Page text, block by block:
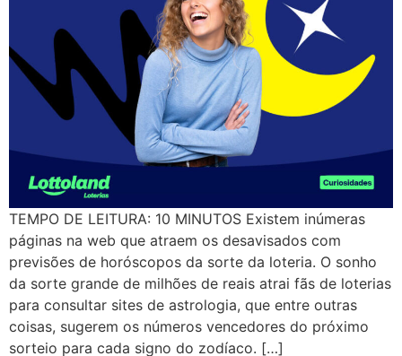
TEMPO DE LEITURA: 10 MINUTOS Existem inúmeras
páginas na web que atraem os desavisados com
previsões de horóscopos da sorte da loteria. O sonho
da sorte grande de milhões de reais atrai fãs de loterias
para consultar sites de astrologia, que entre outras
coisas, sugerem os números vencedores do próximo
sorteio para cada signo do zodíaco. […]